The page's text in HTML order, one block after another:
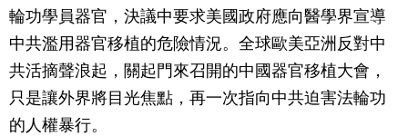
輪功學員器官，決議中要求美國政府應向醫學界宣導
中共濫用器官移植的危險情況。全球歐美亞洲反對中
共活摘聲浪起，關起門來召開的中國器官移植大會，
只是讓外界將目光焦點，再一次指向中共迫害法輪功
的人權暴行。